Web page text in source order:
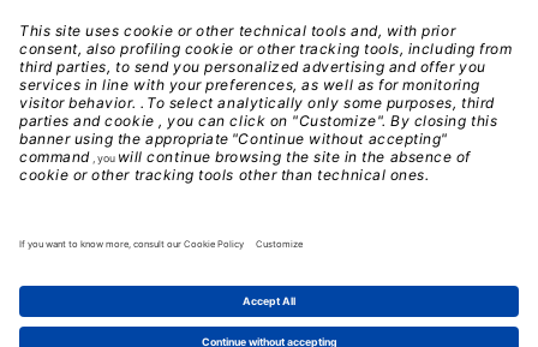
Note Legali
Privacy
Gestione Cookie